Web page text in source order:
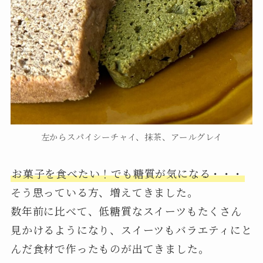
左からスパイシーチャイ、抹茶、アールグレイ
お菓子を食べたい！でも糖質が気になる・・・
そう思っている方、増えてきました。
数年前に比べて、低糖質なスイーツもたくさん
見かけるようになり、スイーツもバラエティにと
んだ食材で作ったものが出てきました。